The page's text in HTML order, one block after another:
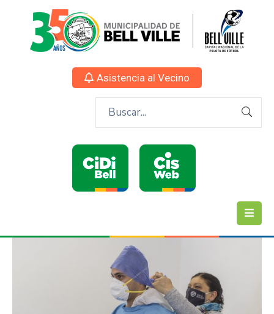
Asistencia al Vecino